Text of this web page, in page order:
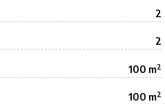
2
2
100 m2
100 m2